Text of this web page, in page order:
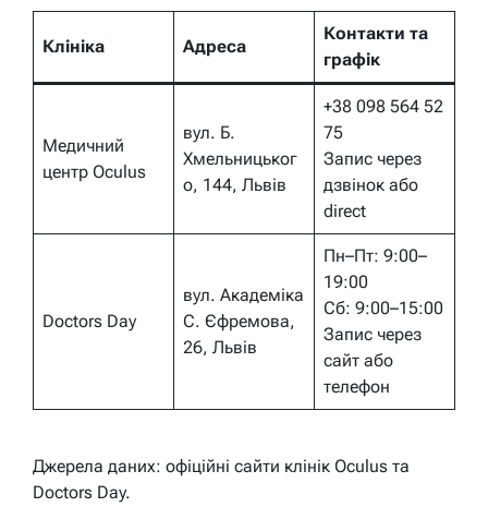
Клініка Адреса
Контакти та
графік
Медичний
центр Oculus
вул. Б.
Хмельницьког
о, 144, Львів
+38 098 564 52
75
Запис через
дзвінок або
direct
Doctors Day
вул. Академіка
С. Єфремова,
26, Львів
Пн–Пт: 9:00–
19:00
Сб: 9:00–15:00
Запис через
сайт або
телефон
Джерела даних: офіційні сайти клінік Oculus та
Doctors Day.